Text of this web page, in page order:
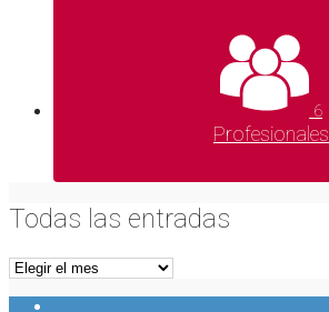
6
Profesionales
Todas las entradas
Todas